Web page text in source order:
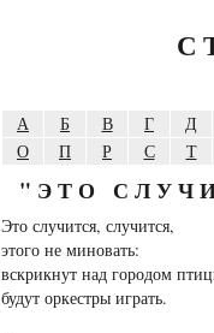
А Б В Г Д
О
П Р С Т
"ЭТО
Это случится, случится,
этого не миновать:
вскрикнут над городом
будут оркестры играть.